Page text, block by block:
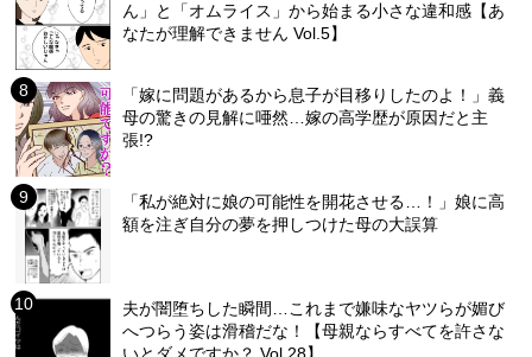
ん」と「オムライス」から始まる小さな違和感【あ
なたが理解できません Vol.5】
「嫁に問題があるから息子が目移りしたのよ！」義
母の驚きの見解に唖然…嫁の高学歴が原因だと主
張!?
「私が絶対に娘の可能性を開花させる…！」娘に高
額を注ぎ自分の夢を押しつけた母の大誤算
夫が闇堕ちした瞬間…これまで嫌味なヤツらが媚び
へつらう姿は滑稽だな！【母親ならすべてを許さな